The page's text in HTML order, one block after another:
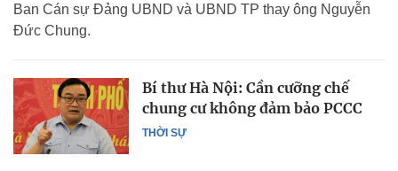
Ban Cán sự Đảng UBND và UBND TP thay ông Nguyễn
Đức Chung.
THỜI SỰ
Bí thư Hà Nội: Cần cưỡng chế
chung cư không đảm bảo PCCC